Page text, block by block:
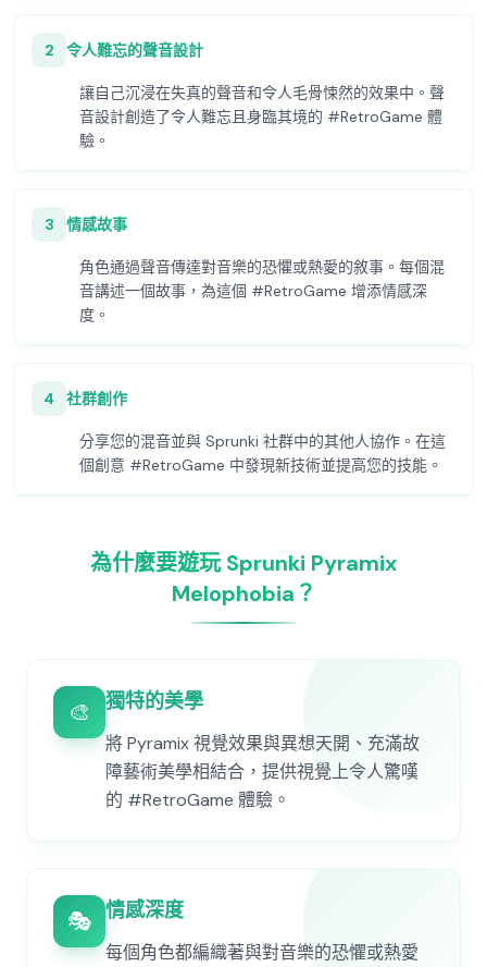
2 令人難忘的聲音設計
讓自己沉浸在失真的聲音和令人毛骨悚然的效果中。聲
音設計創造了令人難忘且身臨其境的 #RetroGame 體
驗。
3 情感故事
角色通過聲音傳達對音樂的恐懼或熱愛的敘事。每個混
音講述一個故事，為這個 #RetroGame 增添情感深
度。
4 社群創作
分享您的混音並與 Sprunki 社群中的其他人協作。在這
個創意 #RetroGame 中發現新技術並提高您的技能。
為什麼要遊玩 Sprunki Pyramix
Melophobia？
🎨 獨特的美學
將 Pyramix 視覺效果與異想天開、充滿故
障藝術美學相結合，提供視覺上令人驚嘆
的 #RetroGame 體驗。
🎭 情感深度
每個角色都編織著與對音樂的恐懼或熱愛